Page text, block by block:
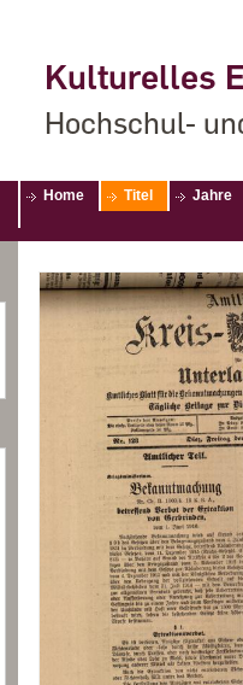
Kulturelles
Hochschul-
Home Titel Jahre